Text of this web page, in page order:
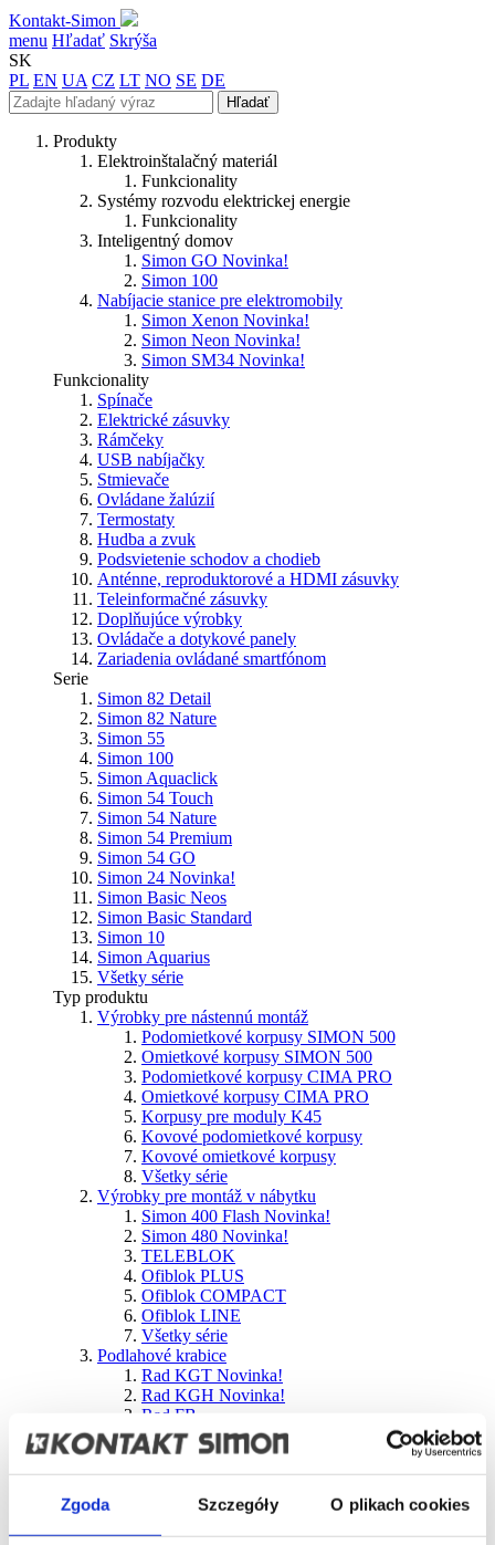
Zgoda Szczegóły O plikach cookies
Kontakt-Simon
menu Hľadať Skrýša
SK
PL EN UA CZ LT NO SE DE
Hľadať
Produkty
Elektroinštalačný materiál
Funkcionality
Systémy rozvodu elektrickej energie
Funkcionality
Inteligentný domov
Simon GO Novinka!
Simon 100
Nabíjacie stanice pre elektromobily
Simon Xenon Novinka!
Simon Neon Novinka!
Simon SM34 Novinka!
Funkcionality
Spínače
Elektrické zásuvky
Rámčeky
USB nabíjačky
Stmievače
Ovládane žalúzií
Termostaty
Hudba a zvuk
Podsvietenie schodov a chodieb
Anténne, reproduktorové a HDMI zásuvky
Teleinformačné zásuvky
Doplňujúce výrobky
Ovládače a dotykové panely
Zariadenia ovládané smartfónom
Serie
Simon 82 Detail
Simon 82 Nature
Simon 55
Simon 100
Simon Aquaclick
Simon 54 Touch
Simon 54 Nature
Simon 54 Premium
Simon 54 GO
Simon 24 Novinka!
Simon Basic Neos
Simon Basic Standard
Simon 10
Simon Aquarius
Všetky série
Typ produktu
Výrobky pre nástennú montáž
Podomietkové korpusy SIMON 500
Omietkové korpusy SIMON 500
Podomietkové korpusy CIMA PRO
Omietkové korpusy CIMA PRO
Korpusy pre moduly K45
Kovové podomietkové korpusy
Kovové omietkové korpusy
Všetky série
Výrobky pre montáž v nábytku
Simon 400 Flash Novinka!
Simon 480 Novinka!
TELEBLOK
Ofiblok PLUS
Ofiblok COMPACT
Ofiblok LINE
Všetky série
Podlahové krabice
Rad KGT Novinka!
Rad KGH Novinka!
Rad FB
Rad SF
Rad KF
Rad KSE IP66
Všetky série
Výrobky pre podlahovú montáž
Miniveže radu ST